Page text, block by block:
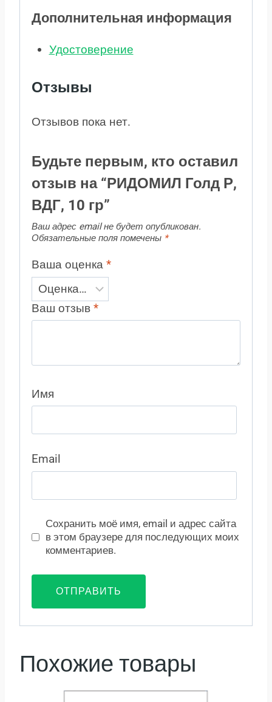
Дополнительная информация
Удостоверение
Отзывы
Отзывов пока нет.
Будьте первым, кто оставил
отзыв на “РИДОМИЛ Голд Р,
ВДГ, 10 гр”
Ваш адрес email не будет опубликован.
Обязательные поля помечены *
Ваша оценка *
Ваш отзыв *
Имя
Email
Сохранить моё имя, email и адрес сайта
в этом браузере для последующих моих
комментариев.
Похожие товары